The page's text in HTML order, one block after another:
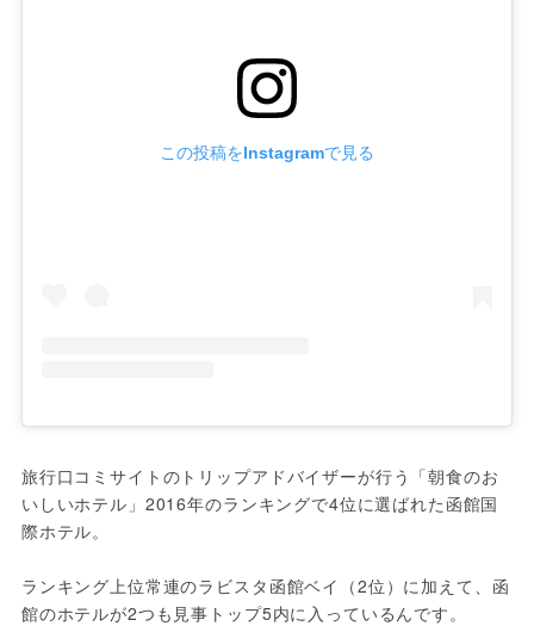
この投稿をInstagramで見る
旅行口コミサイトのトリップアドバイザーが行う「朝食のお
いしいホテル」2016年のランキングで4位に選ばれた函館国
際ホテル。
ランキング上位常連のラビスタ函館ベイ（2位）に加えて、函
館のホテルが2つも見事トップ5内に入っているんです。